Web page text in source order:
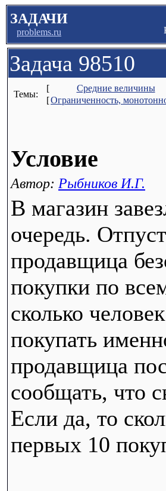
ЗАДАЧИ
problems.ru
Задача 98510
Темы:
[ Средние величины
[Ограниченность,
Условие
Автор: Рыбников И.Г.
В магазин
очередь.
продавщица
покупки по
сколько
покупать
продавщица
сообщать, что
Если да, то
первых 10